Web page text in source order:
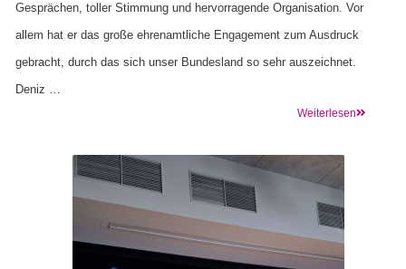
Gesprächen, toller Stimmung und hervorragende Organisation. Vor
allem hat er das große ehrenamtliche Engagement zum Ausdruck
gebracht, durch das sich unser Bundesland so sehr auszeichnet.
Deniz …
Weiterlesen